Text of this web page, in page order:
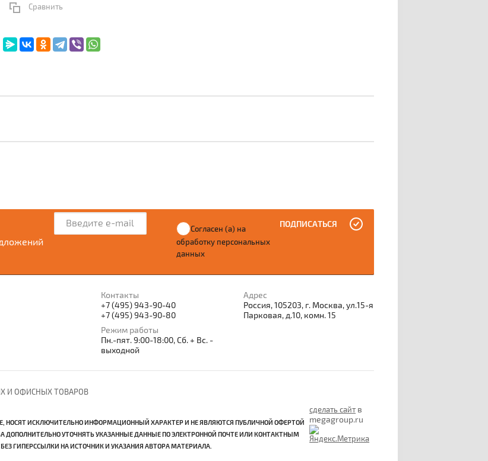
Сравнить
Согласен (а) на
обработку персональных
данных
ПОДПИСАТЬСЯ
Контакты
+7 (495) 943-90-40
+7 (495) 943-90-80
Режим работы
Пн.-пят. 9:00-18:00, Сб. + Вс. -
выходной
Адрес
Россия, 105203, г. Москва, ул.15-я
Парковая, д.10, комн. 15
И ОФИСНЫХ ТОВАРОВ
НОСЯТ ИСКЛЮЧИТЕЛЬНО ИНФОРМАЦИОННЫЙ ХАРАКТЕР И НЕ ЯВЛЯЮТСЯ ПУБЛИЧНОЙ ОФЕРТОЙ
ДОПОЛНИТЕЛЬНО УТОЧНЯТЬ УКАЗАННЫЕ ДАННЫЕ ПО ЭЛЕКТРОННОЙ ПОЧТЕ ИЛИ КОНТАКТНЫМ
ГИПЕРССЫЛКИ НА ИСТОЧНИК И УКАЗАНИЯ АВТОРА МАТЕРИАЛА.
сделать сайт в
megagroup.ru